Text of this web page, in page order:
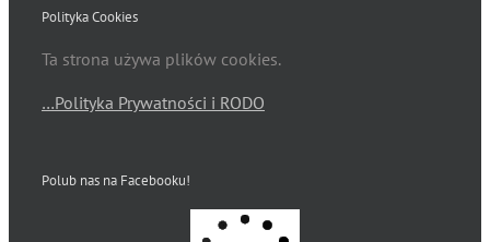
Polityka Cookies
Ta strona używa plików cookies.
…Polityka Prywatności i RODO
Polub nas na Facebooku!